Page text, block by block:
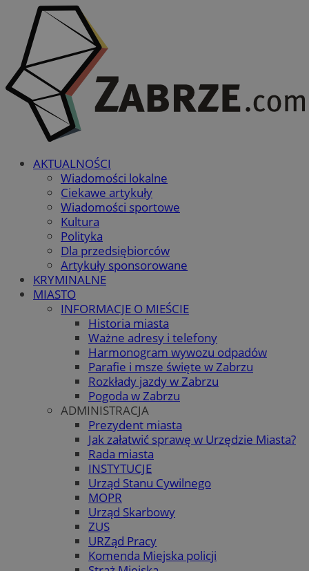
AKTUALNOŚCI
Wiadomości lokalne
Ciekawe artykuły
Wiadomości sportowe
Kultura
Polityka
Dla przedsiębiorców
Artykuły sponsorowane
KRYMINALNE
MIASTO
INFORMACJE O MIEŚCIE
Historia miasta
Ważne adresy i telefony
Harmonogram wywozu odpadów
Parafie i msze święte w Zabrzu
Rozkłady jazdy w Zabrzu
Pogoda w Zabrzu
ADMINISTRACJA
Prezydent miasta
Jak załatwić sprawę w Urzędzie Miasta?
Rada miasta
INSTYTUCJE
Urząd Stanu Cywilnego
MOPR
Urząd Skarbowy
ZUS
URZąd Pracy
Komenda Miejska policji